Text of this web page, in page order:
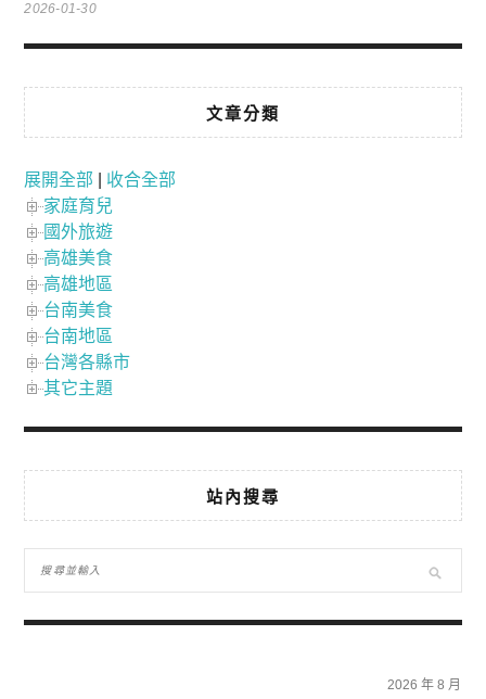
2026-01-30
文章分類
展開全部
收合全部
家庭育兒
國外旅遊
高雄美食
高雄地區
台南美食
台南地區
台灣各縣市
其它主題
站內搜尋
2026 年 8 月